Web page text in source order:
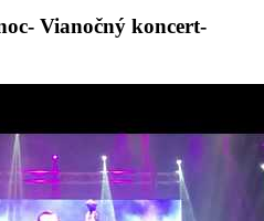
Vianočný koncert-